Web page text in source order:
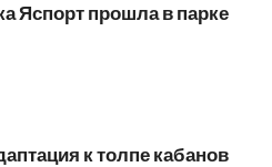
Яспорт прошла в парке
к толпе кабанов